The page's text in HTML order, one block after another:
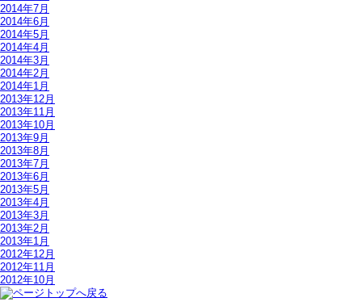
2014年7月
2014年6月
2014年5月
2014年4月
2014年3月
2014年2月
2014年1月
2013年12月
2013年11月
2013年10月
2013年9月
2013年8月
2013年7月
2013年6月
2013年5月
2013年4月
2013年3月
2013年2月
2013年1月
2012年12月
2012年11月
2012年10月